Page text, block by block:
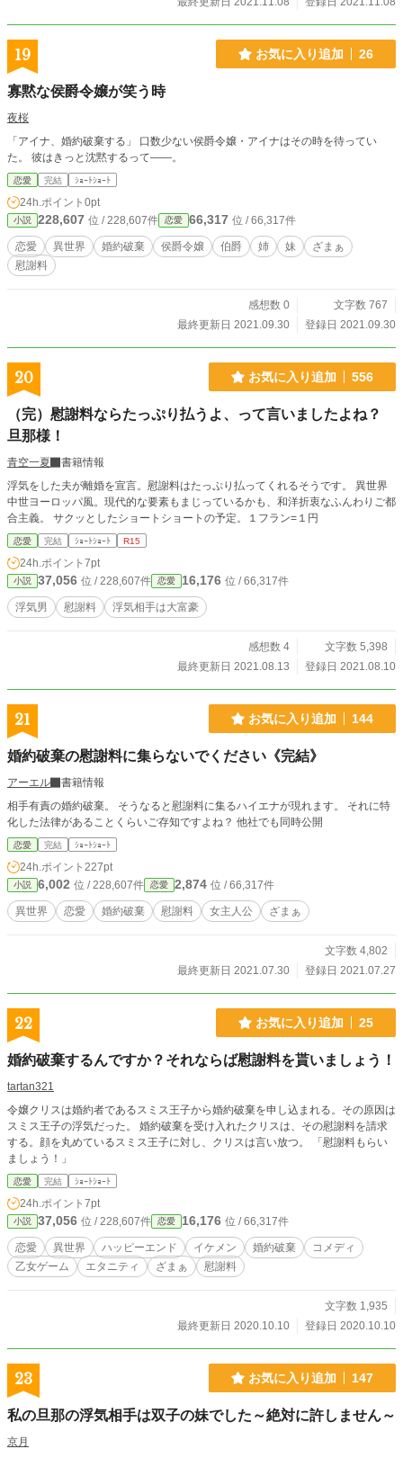
19 お気に入り追加 26
寡黙な侯爵令嬢が笑う時
夜桜
「アイナ、婚約破棄する」 口数少ない侯爵令嬢・アイナはその時を待ってい
た。 彼はきっと沈黙するって――。
恋愛 完結 ｼｮｰﾄｼｮｰﾄ
24h.ポイント 0pt
小説 228,607 位 / 228,607件 恋愛 66,317 位 / 66,317件
恋愛 異世界 婚約破棄 侯爵令嬢 伯爵 姉 妹
ざまぁ
慰謝料
感想数 0
文字数 767
最終更新日 2021.09.30
登録日 2021.09.30
20 お気に入り追加 556
（完）慰謝料ならたっぷり払うよ、って言いましたよね？
旦那様！
青空一夏
書籍情報
浮気をした夫が離婚を宣言。慰謝料はたっぷり払ってくれるそうです。 異世界
中世ヨーロッパ風。現代的な要素もまじっているかも、和洋折衷なふんわりご都
合主義。 サクッとしたショートショートの予定。１フラン=１円
恋愛 完結 ｼｮｰﾄｼｮｰﾄ R15
24h.ポイント 7pt
小説 37,056 位 / 228,607件 恋愛 16,176 位 / 66,317件
浮気男 慰謝料 浮気相手は大富豪
感想数 4
文字数 5,398
最終更新日 2021.08.13
登録日 2021.08.10
21 お気に入り追加 144
婚約破棄の慰謝料に集らないでください《完結》
アーエル
書籍情報
相手有責の婚約破棄。 そうなると慰謝料に集るハイエナが現れます。 それに特
化した法律があることくらいご存知ですよね？ 他社でも同時公開
恋愛 完結 ｼｮｰﾄｼｮｰﾄ
24h.ポイント 227pt
小説 6,002 位 / 228,607件 恋愛 2,874 位 / 66,317件
異世界 恋愛 婚約破棄 慰謝料 女主人公 ざまぁ
文字数 4,802
最終更新日 2021.07.30
登録日 2021.07.27
22 お気に入り追加 25
婚約破棄するんですか？それならば慰謝料を貰いましょう！
tartan321
令嬢クリスは婚約者であるスミス王子から婚約破棄を申し込まれる。その原因は
スミス王子の浮気だった。 婚約破棄を受け入れたクリスは、その慰謝料を請求
する。顔を丸めているスミス王子に対し、クリスは言い放つ。 「慰謝料もらい
ましょう！」
恋愛 完結 ｼｮｰﾄｼｮｰﾄ
24h.ポイント 7pt
小説 37,056 位 / 228,607件 恋愛 16,176 位 / 66,317件
恋愛 異世界 ハッピーエンド イケメン 婚約破棄
コメディ
乙女ゲーム
エタニティ ざまぁ 慰謝料
文字数 1,935
最終更新日 2020.10.10
登録日 2020.10.10
23 お気に入り追加 147
私の旦那の浮気相手は双子の妹でした～絶対に許しません～
京月